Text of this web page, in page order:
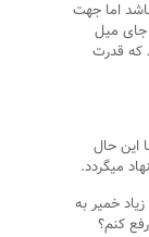
اما جهت
جای میل
که قدرت
این حال
میگردد.
خمیر به
کنم؟